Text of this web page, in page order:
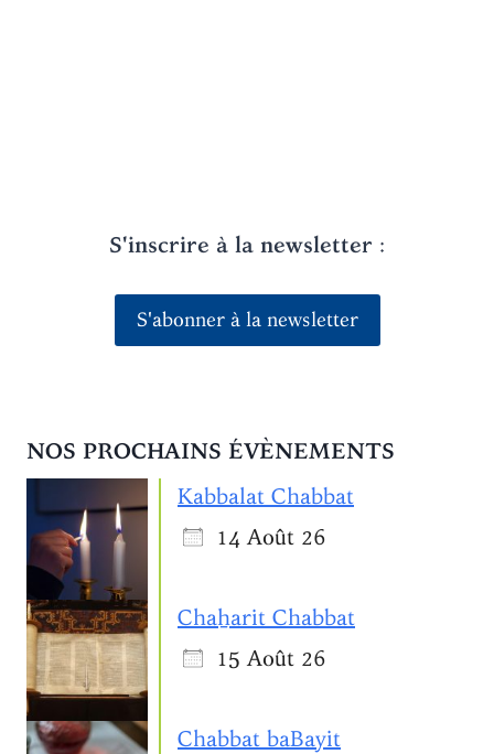
S'inscrire à la newsletter :
S'abonner à la newsletter
NOS PROCHAINS ÉVÈNEMENTS
Kabbalat Chabbat
14 Août 26
Chaẖarit Chabbat
15 Août 26
Chabbat baBayit